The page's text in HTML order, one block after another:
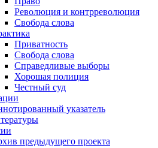
Революция и контрреволюция
Свобода слова
Приватность
Свобода слова
Справедливые выборы
Хорошая полиция
Честный суд
указатель
предыдущего проекта